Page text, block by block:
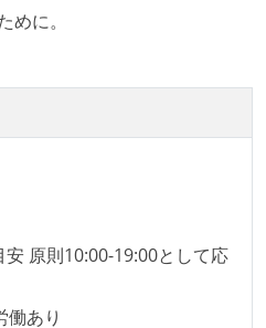
った個人の環境は、各自の責
装を担当するメンバーが中心
は、途中の成果を随時確認し
込む機能を柔軟に調整する形
の取り組み
に。
原則10:00-19:00として応
働あり